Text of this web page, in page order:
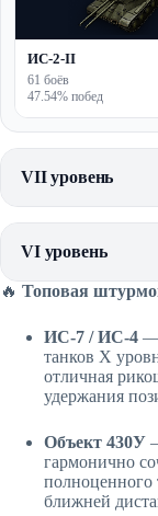
ИС-2-II
61 боёв
47.54% побед
VII уровень
VI уровень
🔥 Топовая
ИС-7 / ИС-4 —
танков X
отличная
удержания
Объект 430У
гармонично
полноценного
ближней